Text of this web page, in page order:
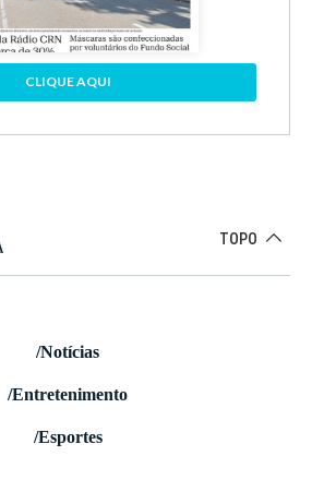
CLIQUE AQUI
TOPO
/Notícias
/Entretenimento
/Esportes